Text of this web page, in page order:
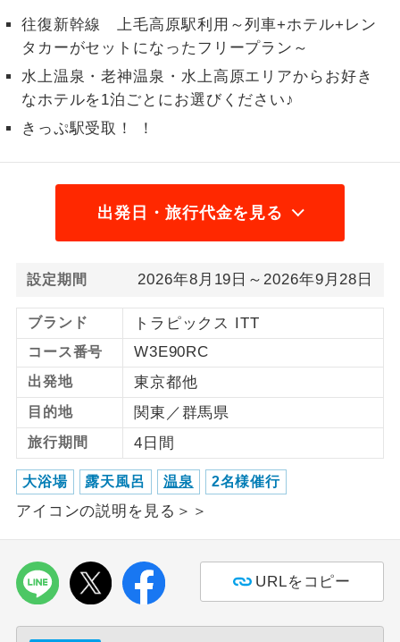
往復新幹線 上毛高原駅利用～列車+ホテル+レン
タカーがセットになったフリープラン～
水上温泉・老神温泉・水上高原エリアからお好き
なホテルを1泊ごとにお選びください♪
きっぷ駅受取！ ！
出発日・旅行代金を見る
設定期間 2026年8月19日～2026年9月28日
ブランド トラピックス ITT
コース番号 W3E90RC
出発地 東京都他
目的地 関東／群馬県
旅行期間 4日間
大浴場 露天風呂 温泉 2名様催行
アイコンの説明を見る＞＞
URLをコピー
1名様催行
1名様から出発可能な個人型プランで
す。
2名様催行
2名様から出発可能な個人型プランで
す。
おひとり様参
1名様1室同代
コースです。
す。
女性限定
女性限定でご参加いただけるコースで
す。
年齢制限あり
ご参加にあたり年齢に制限があるコース
です。
航空会社指定
利用航空会社が指定なので、ご出発の計
画にとても便利です。
ホテル指定
ご紹介するホテルを指定したコースで
す。
ス2席利用
す。